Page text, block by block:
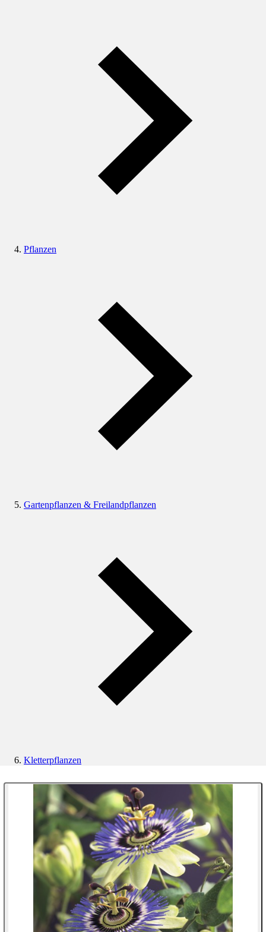
Pflanzen
Gartenpflanzen & Freilandpflanzen
Kletterpflanzen